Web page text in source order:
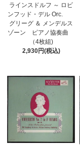
ラインスドルフ ～ ロビ
ンフッド・デル Orc.
グリーグ ＆ メンデルス
ゾーン ピアノ協奏曲
（4枚組)
2,930円(税込)